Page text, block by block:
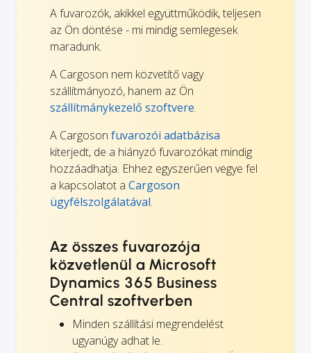
A fuvarozók, akikkel együttműködik, teljesen
az Ön döntése - mi mindig semlegesek
maradunk.
A Cargoson nem közvetítő vagy
szállítmányozó, hanem az Ön
szállítmánykezelő szoftvere.
A Cargoson fuvarozói adatbázisa
kiterjedt, de a hiányzó fuvarozókat mindig
hozzáadhatja. Ehhez egyszerűen vegye fel
a kapcsolatot a Cargoson
ügyfélszolgálatával.
Az összes fuvarozója
közvetlenül a Microsoft
Dynamics 365 Business
Central szoftverben
Minden szállítási megrendelést
ugyanúgy adhat le.